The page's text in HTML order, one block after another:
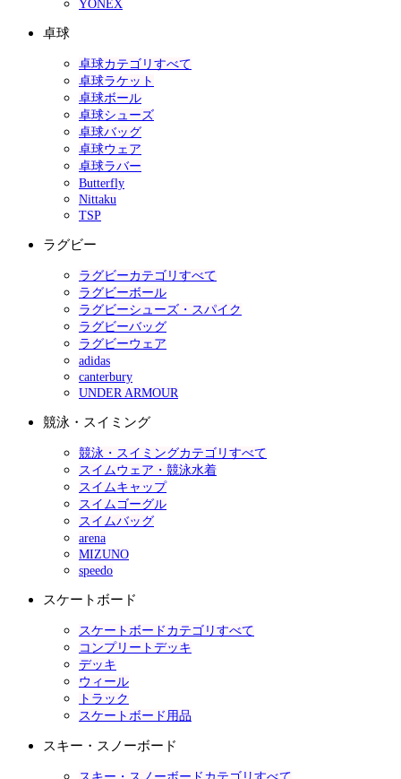
YONEX
卓球
卓球カテゴリすべて
卓球ラケット
卓球ボール
卓球シューズ
卓球バッグ
卓球ウェア
卓球ラバー
Butterfly
Nittaku
TSP
ラグビー
ラグビーカテゴリすべて
ラグビーボール
ラグビーシューズ・スパイク
ラグビーバッグ
ラグビーウェア
adidas
canterbury
UNDER ARMOUR
競泳・スイミング
競泳・スイミングカテゴリすべて
スイムウェア・競泳水着
スイムキャップ
スイムゴーグル
スイムバッグ
arena
MIZUNO
speedo
スケートボード
スケートボードカテゴリすべて
コンプリートデッキ
デッキ
ウィール
トラック
スケートボード用品
スキー・スノーボード